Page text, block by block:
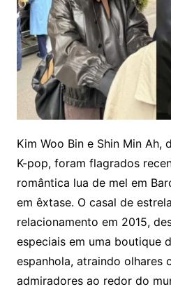
Kim Woo Bin e Shin Min Ah,
K-pop, foram flagrados
romântica lua de mel em
em êxtase. O casal de
relacionamento em 2015,
especiais em uma boutique
espanhola, atraindo olhares
admiradores ao redor do